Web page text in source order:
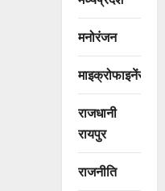
मनोरंजन
माइक्रोफाइनेंस
राजधानी
रायपुर
राजनीति